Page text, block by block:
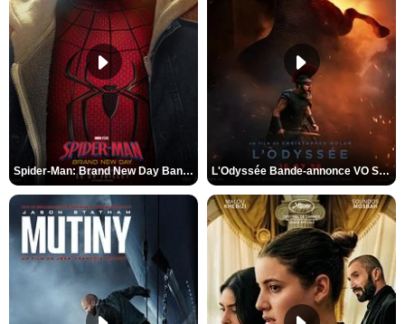
Spider-Man: Brand New Day Bande-annonce VO STFR L'Odyssée Bande-annonce VO STFR